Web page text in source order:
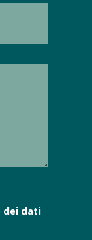
dei dati